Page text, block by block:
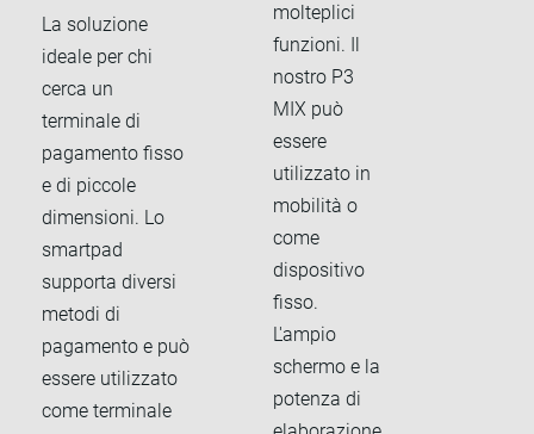
La soluzione
ideale per chi
cerca un
terminale di
pagamento fisso
e di piccole
dimensioni. Lo
smartpad
supporta diversi
metodi di
pagamento e può
essere utilizzato
come terminale
molteplici
funzioni. Il
nostro P3
MIX può
essere
utilizzato in
mobilità o
come
dispositivo
fisso.
L'ampio
schermo e la
potenza di